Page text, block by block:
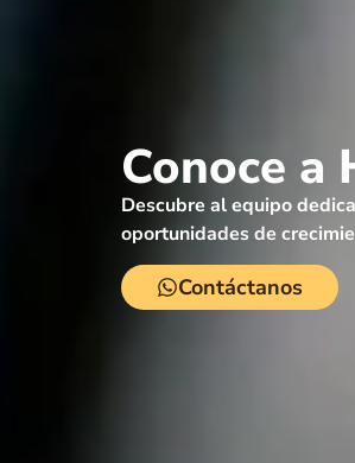
Conoce a
Descubre al equipo
oportunidades de
Contáctanos